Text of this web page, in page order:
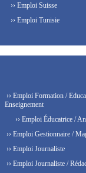
›› Emploi Suisse
›› Emploi Tunisie
›› Emploi Formation /
Enseignement
›› Emploi Éducatrice /
›› Emploi Gestionnaire /
›› Emploi Journaliste
›› Emploi Journaliste /